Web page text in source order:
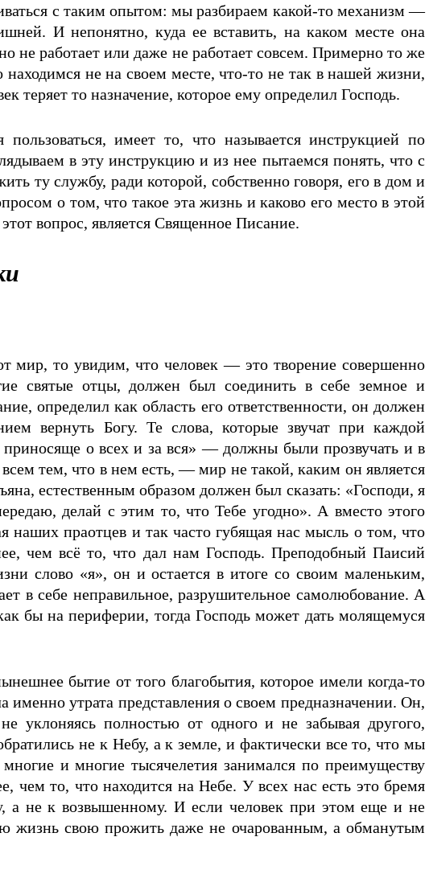
с таким опытом: мы разбираем какой-то механизм —
И непонятно, куда ее вставить, на каком месте она
работает или даже не работает совсем. Примерно то же
не на своем месте, что-то не так в нашей жизни,
теряет то назначение, которое ему определил Господь.
имеет то, что называется инструкцией по
в эту инструкцию и из нее пытаемся понять, что с
ту службу, ради которой, собственно говоря, его в дом и
о том, что такое эта жизнь и каково его место в этой
вопрос, является Священное Писание.
мир, то увидим, что человек — это творение совершенно
святые отцы, должен был соединить в себе земное и
определил как область его ответственности, он должен
вернуть Богу. Те слова, которые звучат при каждой
о всех и за вся» — должны были прозвучать и в
тем, что в нем есть, — мир не такой, каким он является
естественным образом должен был сказать: «Господи, я
делай с этим то, что Тебе угодно». А вместо этого
наших праотцев и так часто губящая нас мысль о том, что
чем всё то, что дал нам Господь. Преподобный Паисий
слово «я», он и остается в итоге со своим маленьким,
в себе неправильное, разрушительное самолюбование. А
бы на периферии, тогда Господь может дать молящемуся
бытие от того благобытия, которое имели когда-то
утрата представления о своем предназначении. Он,
полностью от одного и не забывая другого,
не к Небу, а к земле, и фактически все то, что мы
и многие тысячелетия занимался по преимуществу
чем то, что находится на Небе. У всех нас есть это бремя
а не к возвышенному. И если человек при этом еще и не
жизнь свою прожить даже не очарованным, а обманутым